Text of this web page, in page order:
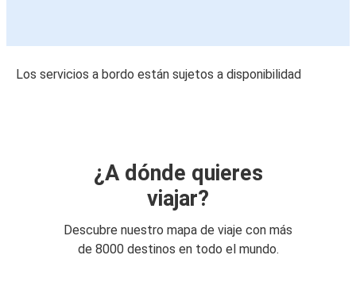
Los servicios a bordo están sujetos a disponibilidad
¿A dónde quieres
viajar?
Descubre nuestro mapa de viaje con más
de 8000 destinos en todo el mundo.